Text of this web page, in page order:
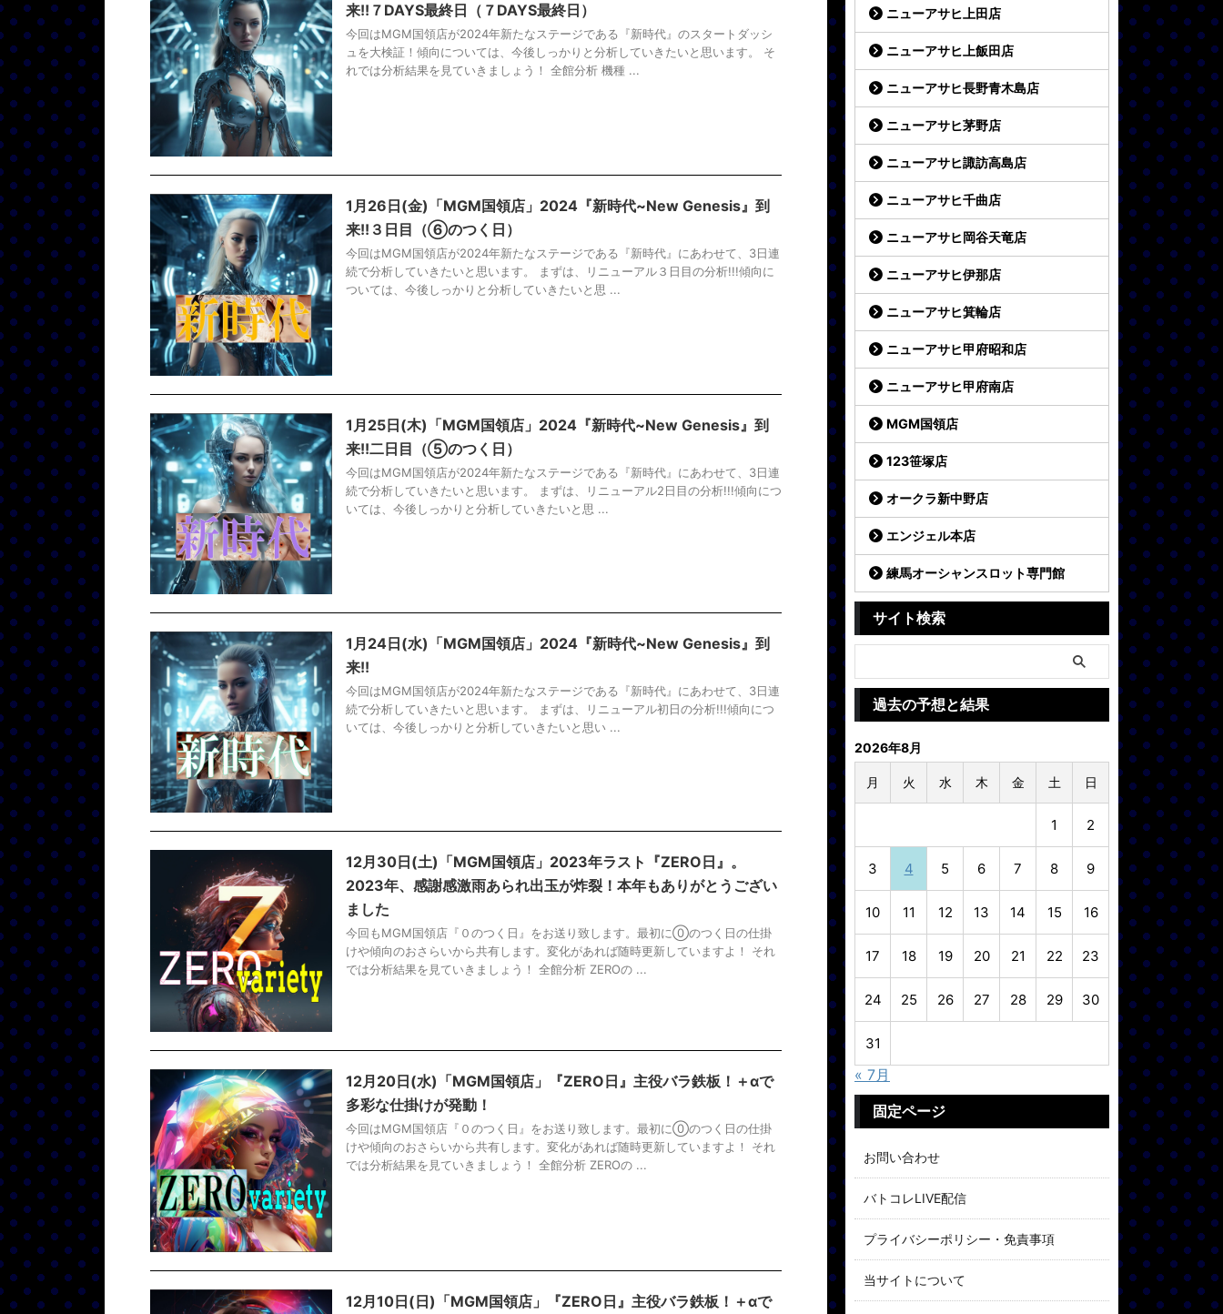
来!!７DAYS最終日（７DAYS最終日）
今回はMGM国領店が2024年新たなステージである『新時代』のスタートダッシ
ュを大検証！傾向については、今後しっかりと分析していきたいと思います。 そ
れでは分析結果を見ていきましょう！ 全館分析 機種 ...
1月26日(金)「MGM国領店」2024『新時代~New Genesis』到
来!!３日目（⑥のつく日）
今回はMGM国領店が2024年新たなステージである『新時代』にあわせて、3日連
続で分析していきたいと思います。 まずは、リニューアル３日目の分析!!!傾向に
ついては、今後しっかりと分析していきたいと思 ...
1月25日(木)「MGM国領店」2024『新時代~New Genesis』到
来!!二日目（⑤のつく日）
今回はMGM国領店が2024年新たなステージである『新時代』にあわせて、3日連
続で分析していきたいと思います。 まずは、リニューアル2日目の分析!!!傾向につ
いては、今後しっかりと分析していきたいと思 ...
1月24日(水)「MGM国領店」2024『新時代~New Genesis』到
来!!
今回はMGM国領店が2024年新たなステージである『新時代』にあわせて、3日連
続で分析していきたいと思います。 まずは、リニューアル初日の分析!!!傾向につ
いては、今後しっかりと分析していきたいと思い ...
12月30日(土)「MGM国領店」2023年ラスト『ZERO日』。
2023年、感謝感激雨あられ出玉が炸裂！本年もありがとうござい
ました
今回もMGM国領店『０のつく日』をお送り致します。最初に⓪のつく日の仕掛
けや傾向のおさらいから共有します。変化があれば随時更新していますよ！ それ
では分析結果を見ていきましょう！ 全館分析 ZEROの ...
12月20日(水)「MGM国領店」『ZERO日』主役バラ鉄板！＋αで
多彩な仕掛けが発動！
今回はMGM国領店『０のつく日』をお送り致します。最初に⓪のつく日の仕掛
けや傾向のおさらいから共有します。変化があれば随時更新していますよ！ それ
では分析結果を見ていきましょう！ 全館分析 ZEROの ...
12月10日(日)「MGM国領店」『ZERO日』主役バラ鉄板！＋αで
ニューアサヒ上田店
ニューアサヒ上飯田店
ニューアサヒ長野青木島店
ニューアサヒ茅野店
ニューアサヒ諏訪高島店
ニューアサヒ千曲店
ニューアサヒ岡谷天竜店
ニューアサヒ伊那店
ニューアサヒ箕輪店
ニューアサヒ甲府昭和店
ニューアサヒ甲府南店
MGM国領店
123笹塚店
オークラ新中野店
エンジェル本店
練馬オーシャンスロット専門館
サイト検索
過去の予想と結果
2026年8月
月 火 水 木 金 土 日
1 2
3 4 5 6 7 8 9
10 11 12 13 14 15 16
17 18 19 20 21 22 23
24 25 26 27 28 29 30
31
« 7月
固定ページ
お問い合わせ
バトコレLIVE配信
プライバシーポリシー・免責事項
当サイトについて